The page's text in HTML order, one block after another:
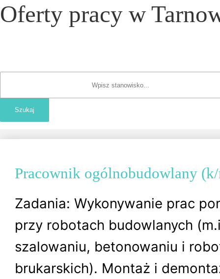
Oferty pracy w
Pracownik ogólnobudowlany
Zadania: Wykonywanie prac
przy robotach budowlanych
szalowaniu, betonowaniu i
brukarskich). Montaż i